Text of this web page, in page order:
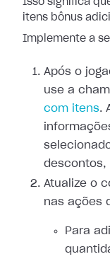
Isso significa
itens bônus
Implemente a
Após o
use a
com itens.
descontos,
Atualize o
nas ações
Para